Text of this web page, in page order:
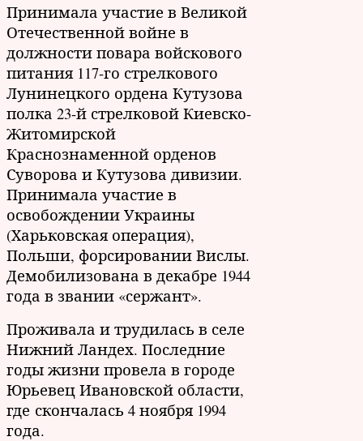
Принимала участие в Великой
Отечественной войне в
должности повара войскового
питания 117-го стрелкового
Лунинецкого ордена Кутузова
полка 23-й стрелковой Киевско-
Житомирской
Краснознаменной орденов
Суворова и Кутузова дивизии.
Принимала участие в
освобождении Украины
(Харьковская операция),
Польши, форсировании Вислы.
Демобилизована в декабре 1944
года в звании «сержант».
Проживала и трудилась в селе
Нижний Ландех. Последние
годы жизни провела в городе
Юрьевец Ивановской области,
где скончалась 4 ноября 1994
года.